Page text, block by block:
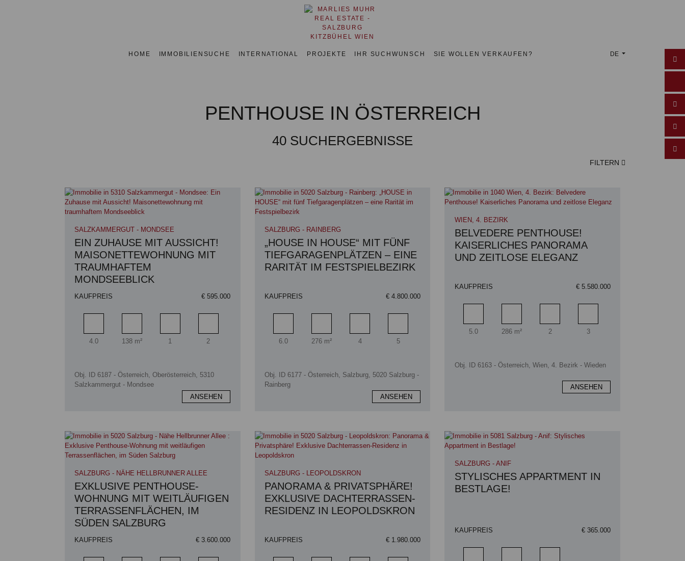
DE
HOME IMMOBILIENSUCHE INTERNATIONAL PROJEKTE IHR SUCHWUNSCH SIE WOLLEN VERKAUFEN?
PENTHOUSE IN ÖSTERREICH
40 SUCHERGEBNISSE
FILTERN
SALZKAMMERGUT - MONDSEE
EIN ZUHAUSE MIT AUSSICHT!
MAISONETTEWOHNUNG MIT
TRAUMHAFTEM
MONDSEEBLICK
KAUFPREIS € 595.000
Zimmer
4.0
Wohnfläche
138 m²
Badezimmer
1
Schlafzimmer
2
Obj. ID 6187 - Österreich, Oberösterreich, 5310
Salzkammergut - Mondsee
ANSEHEN
SALZBURG - RAINBERG
„HOUSE IN HOUSE“ MIT FÜNF
TIEFGARAGENPLÄTZEN – EINE
RARITÄT IM FESTSPIELBEZIRK
KAUFPREIS € 4.800.000
Zimmer
6.0
Wohnfläche
276 m²
Badezimmer
4
Schlafzimmer
5
Obj. ID 6177 - Österreich, Salzburg, 5020 Salzburg -
Rainberg
ANSEHEN
WIEN, 4. BEZIRK
BELVEDERE PENTHOUSE!
KAISERLICHES PANORAMA
UND ZEITLOSE ELEGANZ
KAUFPREIS € 5.580.000
Zimmer
5.0
Wohnfläche
286 m²
Badezimmer
2
Schlafzimmer
3
Obj. ID 6163 - Österreich, Wien, 4. Bezirk - Wieden
ANSEHEN
SALZBURG - NÄHE HELLBRUNNER ALLEE
EXKLUSIVE PENTHOUSE-
WOHNUNG MIT WEITLÄUFIGEN
TERRASSENFLÄCHEN, IM
SÜDEN SALZBURG
KAUFPREIS € 3.600.000
SALZBURG - LEOPOLDSKRON
PANORAMA & PRIVATSPHÄRE!
EXKLUSIVE DACHTERRASSEN-
RESIDENZ IN LEOPOLDSKRON
KAUFPREIS € 1.980.000
SALZBURG - ANIF
STYLISCHES APPARTMENT IN
BESTLAGE!
KAUFPREIS € 365.000